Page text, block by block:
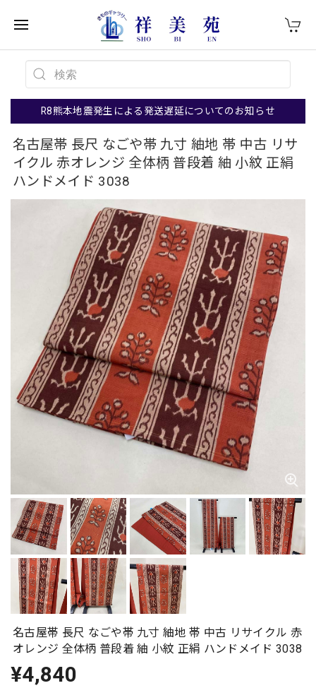
R8熊本地震発生による発送遅延についてのお知らせ
名古屋帯 長尺 なごや帯 九寸 紬地 帯 中古 リサ
イクル 赤オレンジ 全体柄 普段着 紬 小紋 正絹
ハンドメイド 3038
名古屋帯 長尺 なごや帯 九寸 紬地 帯 中古 リサイクル 赤
オレンジ 全体柄 普段着 紬 小紋 正絹 ハンドメイド 3038
¥4,840